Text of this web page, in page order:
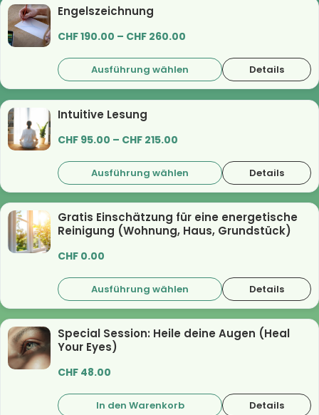
Engelszeichnung
CHF190.00 – CHF 260.00
Ausführung wählen Details
Intuitive Lesung
CHF 95.00 – CHF 215.00
Ausführung wählen Details
Gratis Einschätzung für eine energetische
Reinigung (Wohnung, Haus, Grundstück)
CHF 0.00
Ausführung wählen Details
Special Session: Heile deine Augen (Heal
Your Eyes)
CHF 48.00
In den Warenkorb Details